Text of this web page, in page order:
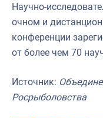
Научно-
очном и
конференции
от более чем 70
Источник:
Росрыболовства